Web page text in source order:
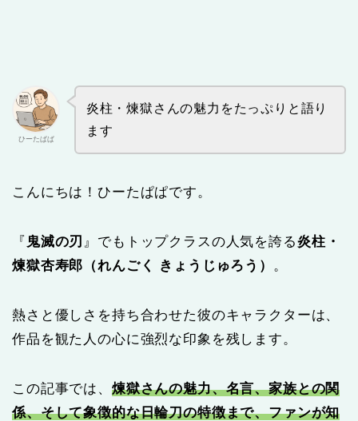
ひーたぱぱ
炎柱・煉獄さんの魅力をたっぷりと語り
ます
こんにちは！ひーたぱぱです。
『 鬼滅の刃 』でもトップクラスの人気を誇る炎柱・
煉獄杏寿郎（れんごく きょうじゅろう）
。
熱さと優しさを持ち合わせた彼のキャラクターは、
作品を観た人の心に強烈な印象を残します。
この記事では、 煉獄さんの魅力、名言、家族との関
係、そして象徴的な日輪刀の特徴まで、ファンが知